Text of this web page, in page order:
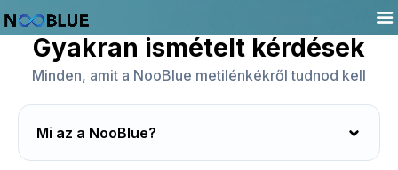
Gyakran ismételt kérdések
Minden, amit a NooBlue metilénkékről tudnod kell
Mi az a NooBlue?